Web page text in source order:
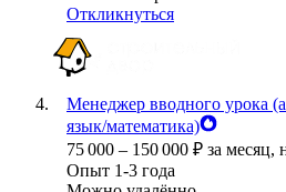
Откликнуться
Менеджер вводного урока
язык/математика)
75 000 – 150 000 ₽ за месяц,
Опыт 1-3 года